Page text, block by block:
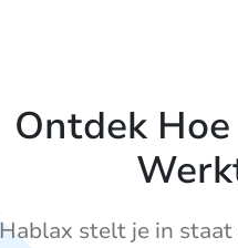
Ontdek
Hablax stelt je in